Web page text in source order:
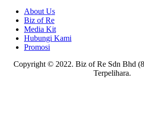
About Us
Biz of Re
Media Kit
Hubungi Kami
Promosi
Copyright © 2022. Biz of Re Sdn Bhd
Terpelihara.